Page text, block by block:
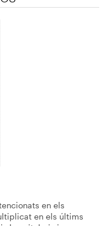
en els
en els últims